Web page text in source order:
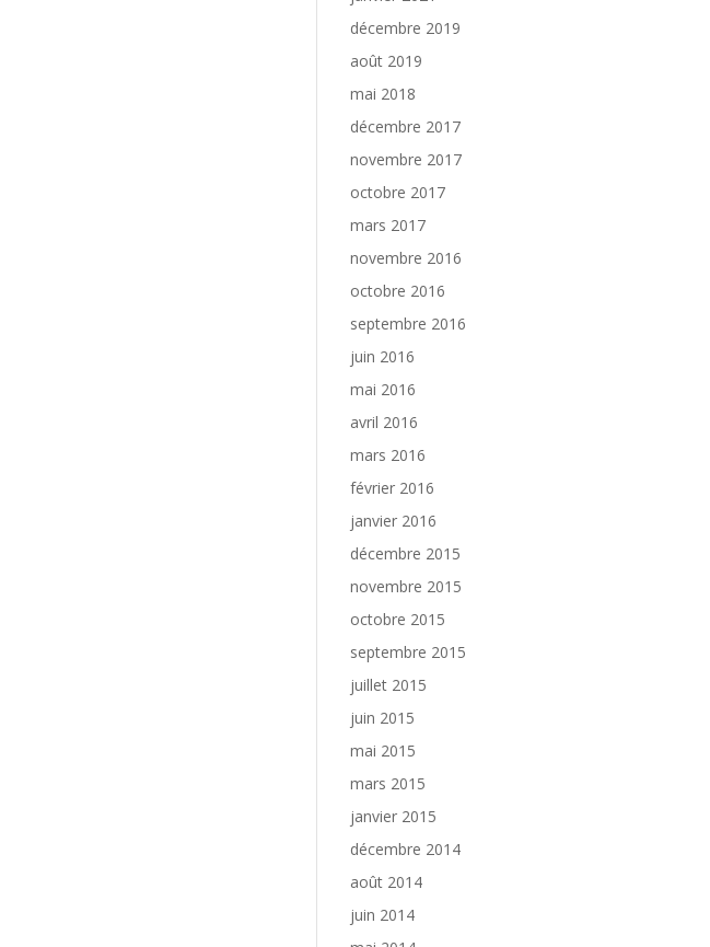
décembre 2019
août 2019
mai 2018
décembre 2017
novembre 2017
octobre 2017
mars 2017
novembre 2016
octobre 2016
septembre 2016
juin 2016
mai 2016
avril 2016
mars 2016
février 2016
janvier 2016
décembre 2015
novembre 2015
octobre 2015
septembre 2015
juillet 2015
juin 2015
mai 2015
mars 2015
janvier 2015
décembre 2014
août 2014
juin 2014